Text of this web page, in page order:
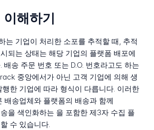
해하기
는 기업이 처리한 소포를 추적할 때, 추적
되는 상태는 해당 기업의 플랫폼 배포에
배송 주문 번호 또는 D.O. 번호라고도 하는
중앙에서가 아닌 고객 기업에 의해 생
한 기업에 따라 형식이 다릅니다. 이러한
배송업체와 플랫폼의 배송과 함께
을 색인화하는 을 포함한 제3자 수집 플
수 있습니다.